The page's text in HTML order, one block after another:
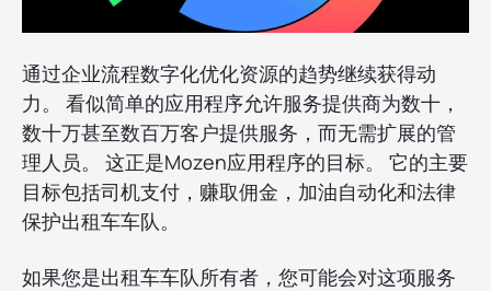
通过企业流程数字化优化资源的趋势继续获得动
力。 看似简单的应用程序允许服务提供商为数十，
数十万甚至数百万客户提供服务，而无需扩展的管
理人员。 这正是Mozen应用程序的目标。 它的主要
目标包括司机支付，赚取佣金，加油自动化和法律
保护出租车车队。
如果您是出租车车队所有者，您可能会对这项服务